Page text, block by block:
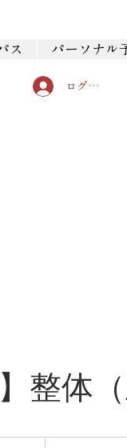
ス パーソナル
ログイン
】整体